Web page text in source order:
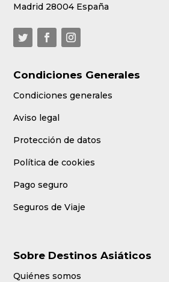
Madrid 28004 España
Condiciones Generales
Condiciones generales
Aviso legal
Protección de datos
Política de cookies
Pago seguro
Seguros de Viaje
Sobre Destinos Asiáticos
Quiénes somos